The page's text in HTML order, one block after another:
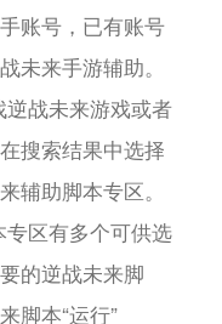
账号，已有账号
未来手游辅助。
战未来游戏或者
搜索结果中选择
辅助脚本专区。
区有多个可供选
的逆战未来脚
脚本“运行”